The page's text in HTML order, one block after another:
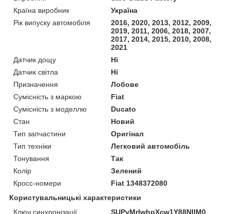
Країна виробник
Україна
Рік випуску автомобіля
2016, 2020, 2013, 2012, 2009,
2019, 2011, 2006, 2018, 2007,
2017, 2014, 2015, 2010, 2008,
2021
Датчик дощу
Ні
Датчик світла
Ні
Призначення
Лобове
Сумісність з маркою
Fiat
Сумісність з моделлю
Ducato
Стан
Новий
Тип запчастини
Оригінал
Тип техніки
Легковий автомобіль
Тонування
Так
Колір
Зелений
Кросс-номери
Fiat 1348372080
Користувальницькі характеристики
Ключ синхронізації
SUPvMrIwhpXcw1Y88NIIM0